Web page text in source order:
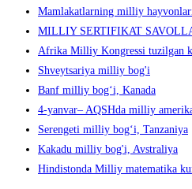
Mamlakatlarning milliy
MILLIY SERTIFIKAT
Afrika Milliy Kongressi tuzilgan
Shveytsariya milliy bog'i
Banf milliy bogʻi, Kanada
4-yanvar– AQSHda milliy
Serengeti milliy bogʻi, Tanzaniya
Kakadu milliy bog'i, Avstraliya
Hindistonda Milliy matematika